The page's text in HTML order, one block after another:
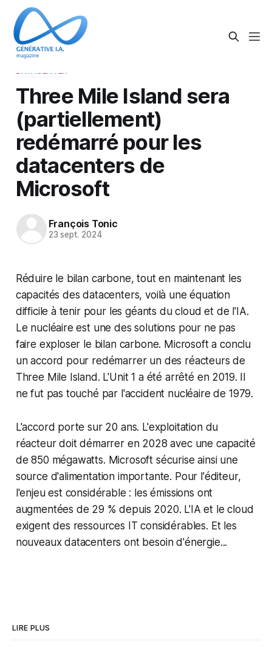
Three Mile Island sera
(partiellement)
redémarré pour les
datacenters de
Microsoft
François Tonic
23 sept. 2024
Réduire le bilan carbone, tout en maintenant les
capacités des datacenters, voilà une équation
difficile à tenir pour les géants du cloud et de l'IA.
Le nucléaire est une des solutions pour ne pas
faire exploser le bilan carbone. Microsoft a conclu
un accord pour redémarrer un des réacteurs de
Three Mile Island. L'Unit 1 a été arrêté en 2019. Il
ne fut pas touché par l'accident nucléaire de 1979.
L'accord porte sur 20 ans. L'exploitation du
réacteur doit démarrer en 2028 avec une capacité
de 850 mégawatts. Microsoft sécurise ainsi une
source d'alimentation importante. Pour l'éditeur,
l'enjeu est considérable : les émissions ont
augmentées de 29 % depuis 2020. L'IA et le cloud
exigent des ressources IT considérables. Et les
nouveaux datacenters ont besoin d'énergie...
LIRE PLUS